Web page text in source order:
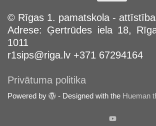
© Rīgas 1. pamatskola -
Adrese: Ģertrūdes iela 18,
1011
r1sips@riga.lv +371 67294164
Privātuma politika
Powered by - Designed with the Hueman